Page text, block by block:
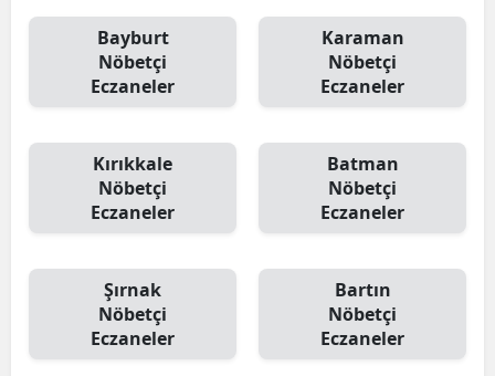
Bayburt
Nöbetçi
Eczaneler
Karaman
Nöbetçi
Eczaneler
Kırıkkale
Nöbetçi
Eczaneler
Batman
Nöbetçi
Eczaneler
Şırnak
Nöbetçi
Eczaneler
Bartın
Nöbetçi
Eczaneler